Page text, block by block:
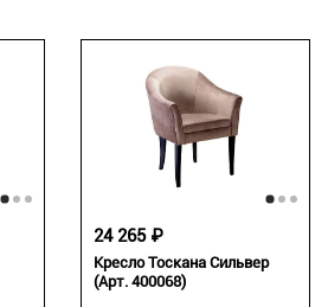
Кресло Тоскана Сильвер
(Арт. 400068)
24 265 ₽